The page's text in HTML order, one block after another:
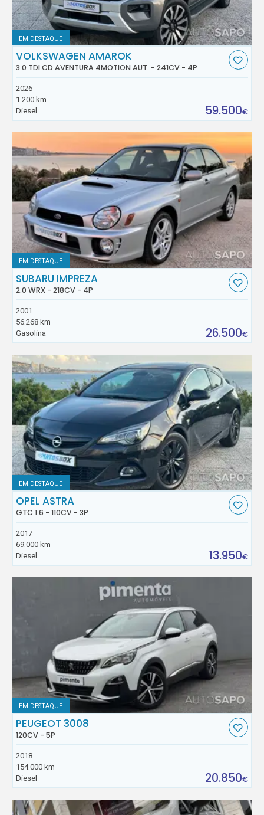
EM DESTAQUE
VOLKSWAGEN AMAROK
3.0 TDI CD AVENTURA 4MOTION AUT. - 241CV - 4P
2026
1.200 km
Diesel
59.500€
EM DESTAQUE
SUBARU IMPREZA
2.0 WRX - 218CV - 4P
2001
56.268 km
Gasolina
26.500€
EM DESTAQUE
OPEL ASTRA
GTC 1.6 - 110CV - 3P
2017
69.000 km
Diesel
13.950€
EM DESTAQUE
PEUGEOT 3008
120CV - 5P
2018
154.000 km
Diesel
20.850€